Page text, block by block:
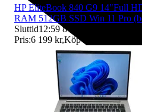
HP EliteBook 840 G9 14"Full
RAM 512GB SSD Win 11 Pro
Sluttid12:59 8 aug 12:59
Pris:6 199 kr,Köp nu